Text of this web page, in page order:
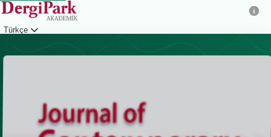
Türkçe